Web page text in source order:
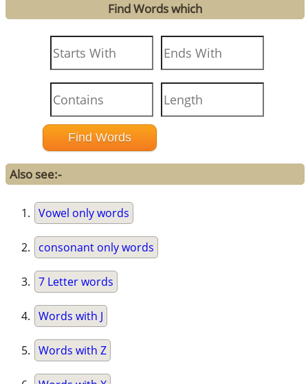
Find Words which
Also see:-
Vowel only words
consonant only words
7 Letter words
Words with J
Words with Z